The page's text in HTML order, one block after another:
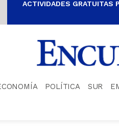
ACTIVIDADES GRATUITAS
POLÍTICA SUR